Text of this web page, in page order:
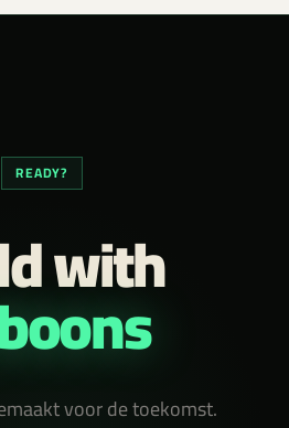
READY?
with
voor de toekomst.